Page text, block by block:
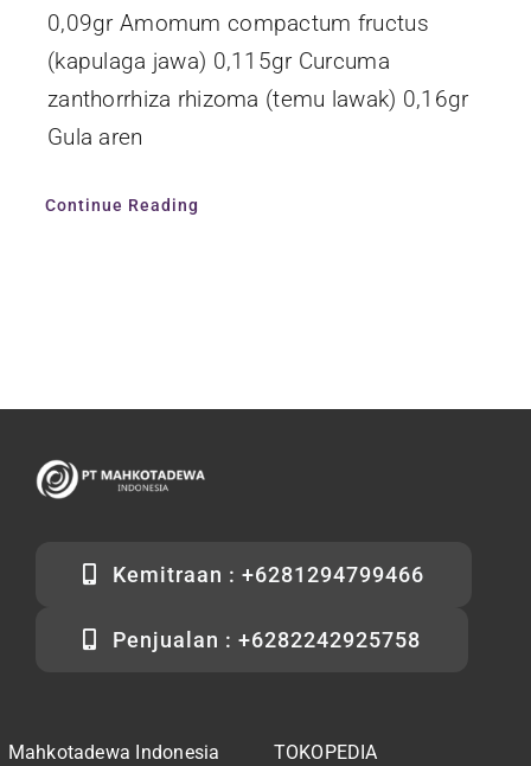
0,09gr Amomum compactum fructus
(kapulaga jawa) 0,115gr Curcuma
zanthorrhiza rhizoma (temu lawak) 0,16gr
Gula aren
Continue Reading
Kemitraan : +6281294799466
Penjualan : +6282242925758
Mahkotadewa Indonesia TOKOPEDIA